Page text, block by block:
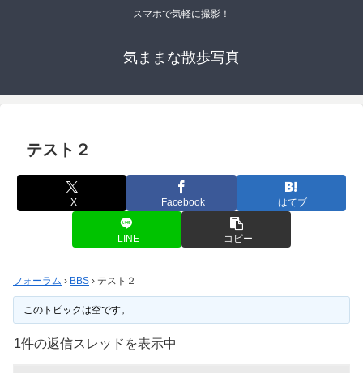
スマホで気軽に撮影！
気ままな散歩写真
テスト２
X Facebook はてブ
LINE コピー
フォーラム › BBS › テスト２
このトピックは空です。
1件の返信スレッドを表示中